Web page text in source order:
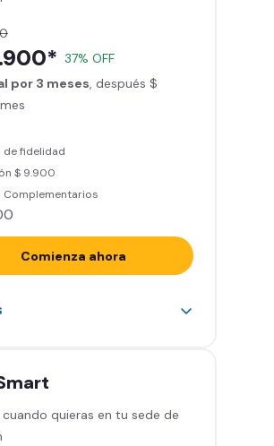
Fit App (Tu plan de
personalizado)
grupales con profesores*
a disponibilidad de salón
a todas las áreas de la
37% OFF
por 3 meses, después $
de fidelidad
$ 9.900
Complementarios
Comienza ahora
ilimitado a más de 2.000
Spa (Relájate en los sillones
especiales en marcas
quieras en tu sede de